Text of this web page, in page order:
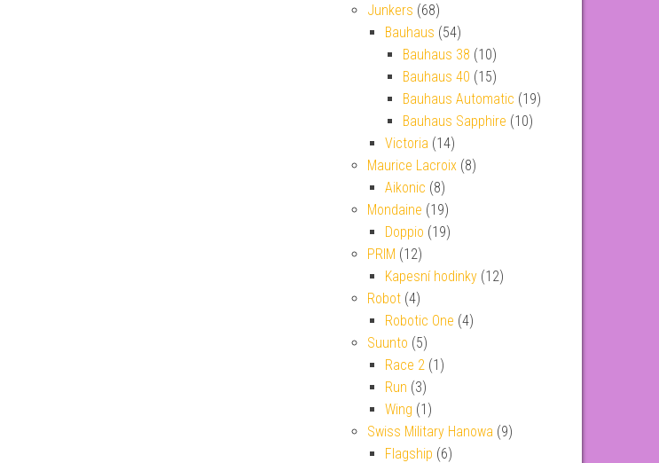
Junkers (68)
Bauhaus (54)
Bauhaus 38 (10)
Bauhaus 40 (15)
Bauhaus Automatic (19)
Bauhaus Sapphire (10)
Victoria (14)
Maurice Lacroix (8)
Aikonic (8)
Mondaine (19)
Doppio (19)
PRIM (12)
Kapesní hodinky (12)
Robot (4)
Robotic One (4)
Suunto (5)
Race 2 (1)
Run (3)
Wing (1)
Swiss Military Hanowa (9)
Flagship (6)